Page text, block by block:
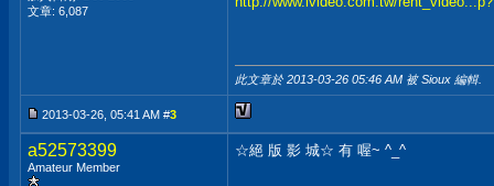
文章: 6,087
此文章於 2013-03-26 05:46 AM 被 Sioux 編輯.
2013-03-26, 05:41 AM #3
a52573399
Amateur Member
☆絕 版 影 城☆ 有 喔~ ^_^